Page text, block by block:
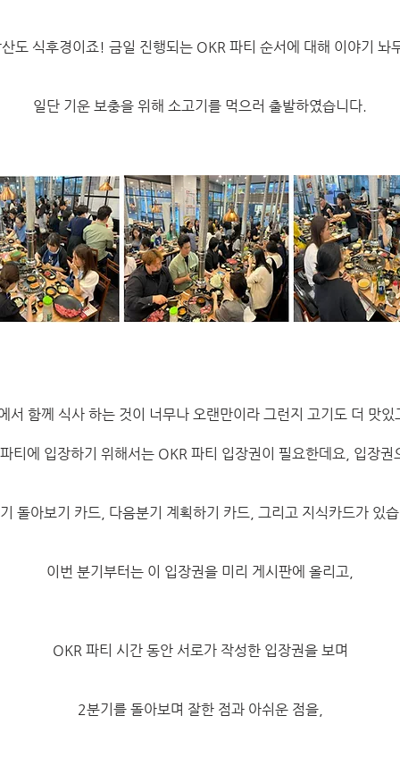
도 식후경이죠! 금일 진행되는 OKR 파티 순서에 대해 이야기 놔
일단 기운 보충을 위해 소고기를 먹으러 출발하였습니다.
서 함께 식사 하는 것이 너무나 오랜만이라 그런지 고기도 더 맛
티에 입장하기 위해서는 OKR 파티 입장권이 필요한데요, 입장권
돌아보기 카드, 다음분기 계획하기 카드, 그리고 지식카드가 있
이번 분기부터는 이 입장권을 미리 게시판에 올리고,
OKR 파티 시간 동안 서로가 작성한 입장권을 보며
2분기를 돌아보며 잘한 점과 아쉬운 점을,